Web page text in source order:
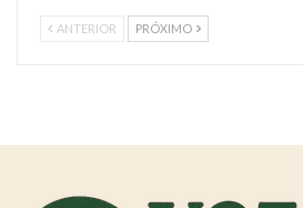
ANTERIOR PRÓXIMO